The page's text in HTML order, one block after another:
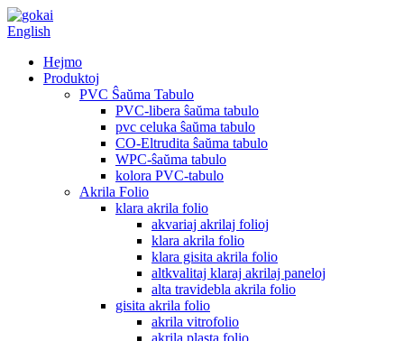
English
Hejmo
Produktoj
PVC Ŝaŭma Tabulo
PVC-libera ŝaŭma tabulo
pvc celuka ŝaŭma tabulo
CO-Eltrudita ŝaŭma tabulo
WPC-ŝaŭma tabulo
kolora PVC-tabulo
Akrila Folio
klara akrila folio
akvariaj akrilaj folioj
klara akrila folio
klara gisita akrila folio
altkvalitaj klaraj akrilaj paneloj
alta travidebla akrila folio
gisita akrila folio
akrila vitrofolio
akrila plasta folio